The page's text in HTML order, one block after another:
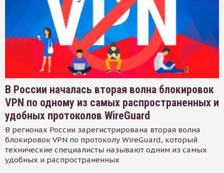
В России началась вторая волна блокировок
VPN по одному из самых распространенных и
удобных протоколов WireGuard
В регионах России зарегистрирована вторая волна
блокировок VPN по протоколу WireGuard, который
технические специалисты называют одним из самых
удобных и распространенных